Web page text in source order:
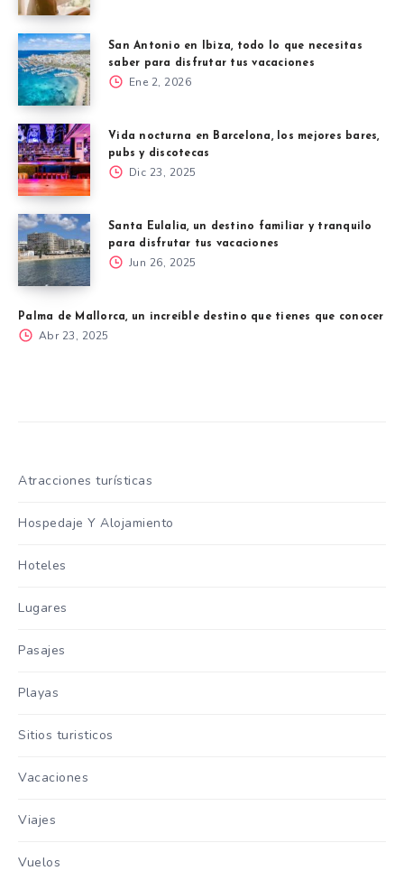
San Antonio en Ibiza, todo lo que necesitas
saber para disfrutar tus vacaciones
Ene 2, 2026
Vida nocturna en Barcelona, los mejores bares,
pubs y discotecas
Dic 23, 2025
Santa Eulalia, un destino familiar y tranquilo
para disfrutar tus vacaciones
Jun 26, 2025
Palma de Mallorca, un increíble destino que tienes que conocer
Abr 23, 2025
Atracciones turísticas
Hospedaje Y Alojamiento
Hoteles
Lugares
Pasajes
Playas
Sitios turisticos
Vacaciones
Viajes
Vuelos